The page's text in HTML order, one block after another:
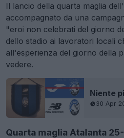
Il lancio della quarta maglia
accompagnato da una
"eroi non celebrati del giorno
dello stadio ai lavoratori locali
all'esperienza del giorno della
vedere.
30 Apr
Quarta maglia Atalanta